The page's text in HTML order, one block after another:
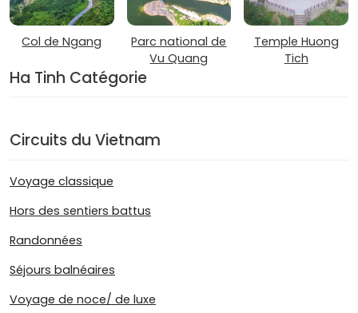
Col de Ngang
Parc national de
Vu Quang
Temple Huong
Tich
Ha Tinh Catégorie
Circuits du Vietnam
Voyage classique
Hors des sentiers battus
Randonnées
Séjours balnéaires
Voyage de noce/ de luxe